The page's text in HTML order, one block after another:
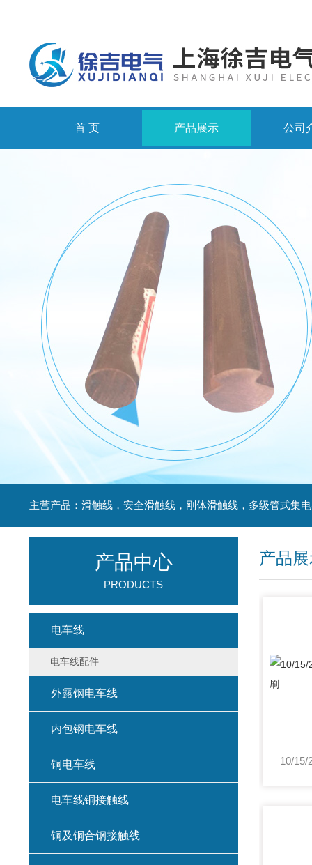
首 页 产品展示 公司
产品
产品中心
PRODUCTS
电车线
电车线配件
外露钢电车线
内包钢电车线
铜电车线
电车线铜接触线
铜及铜合钢接触线